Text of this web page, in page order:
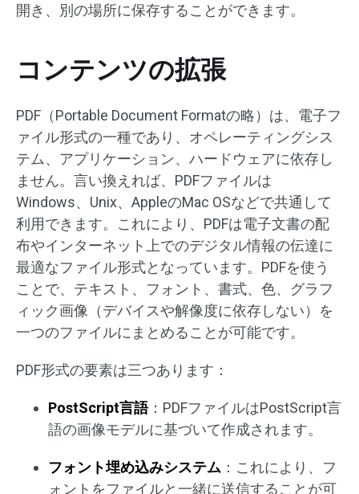
開き、別の場所に保存することができます。
コンテンツの拡張
PDF（Portable Document Formatの略）は、電子フ
ァイル形式の一種であり、オペレーティングシス
テム、アプリケーション、ハードウェアに依存し
ません。言い換えれば、PDFファイルは
Windows、Unix、AppleのMac OSなどで共通して
利用できます。これにより、PDFは電子文書の配
布やインターネット上でのデジタル情報の伝達に
最適なファイル形式となっています。PDFを使う
ことで、テキスト、フォント、書式、色、グラフ
ィック画像（デバイスや解像度に依存しない）を
一つのファイルにまとめることが可能です。
PDF形式の要素は三つあります：
PostScript言語：PDFファイルはPostScript言
語の画像モデルに基づいて作成されます。
フォント埋め込みシステム ：これにより、フ
ォントをファイルと一緒に送信することが可